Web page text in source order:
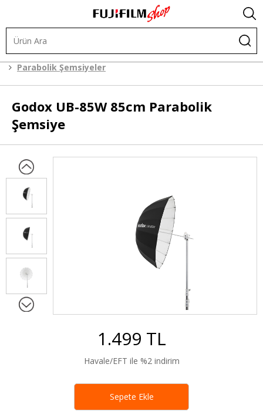
Şemsiyeler
Parabolik Şemsiyeler
Godox UB-85W 85cm Parabolik
Şemsiye
1.499 TL
Havale/EFT ile %2 indirim
Sepete Ekle